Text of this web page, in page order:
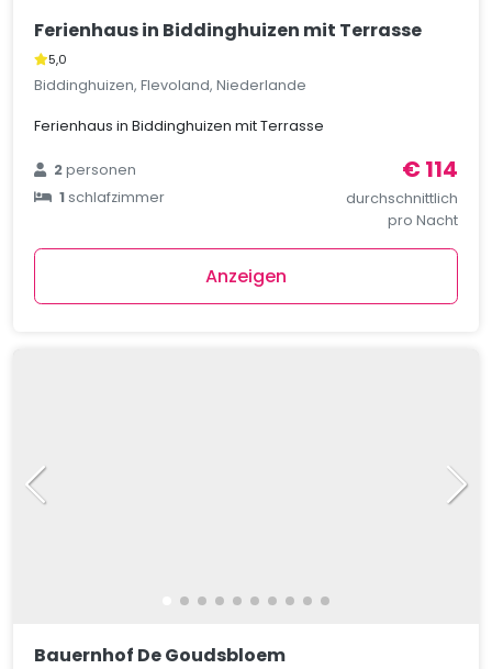
Ferienhaus in Biddinghuizen mit Terrasse
5,0
Biddinghuizen, Flevoland, Niederlande
Ferienhaus in Biddinghuizen mit Terrasse
2personen
1schlafzimmer
€ 114
durchschnittlich
pro Nacht
Anzeigen
Bauernhof De Goudsbloem